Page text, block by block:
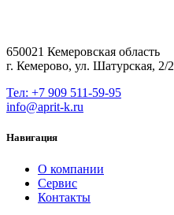
650021 Кемеровская область
г. Кемерово, ул. Шатурская, 2/2
Тел: +7 909 511-59-95
info@aprit-k.ru
Навигация
О компании
Сервис
Контакты